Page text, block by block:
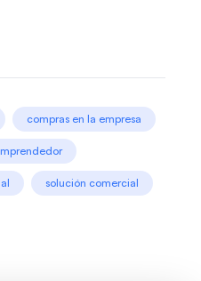
compras en la empresa
solución comercial